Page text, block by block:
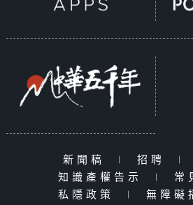
新聞稿 | 招聘 |
知識產權告示
| 常
私隱政策
| 無障礙